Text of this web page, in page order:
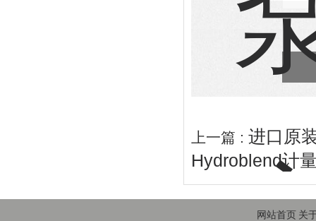
上一篇 : 进口原
Hydroblend计
网站首页 关